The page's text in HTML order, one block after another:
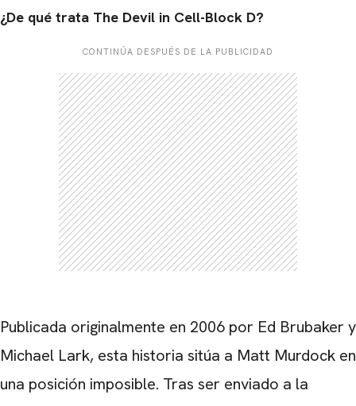
¿De qué trata The Devil in Cell-Block D?
CONTINÚA DESPUÉS DE LA PUBLICIDAD
Publicada originalmente en 2006 por Ed Brubaker y
Michael Lark, esta historia sitúa a Matt Murdock en
una posición imposible. Tras ser enviado a la